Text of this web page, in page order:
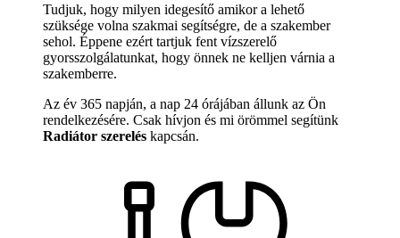
Tudjuk, hogy milyen idegesítő amikor a lehető
szüksége volna szakmai segítségre, de a szakember
sehol. Éppene ezért tartjuk fent vízszerelő
gyorsszolgálatunkat, hogy önnek ne kelljen várnia a
szakemberre.
Az év 365 napján, a nap 24 órájában állunk az Ön
rendelkezésére. Csak hívjon és mi örömmel segítünk
Radiátor szerelés kapcsán.